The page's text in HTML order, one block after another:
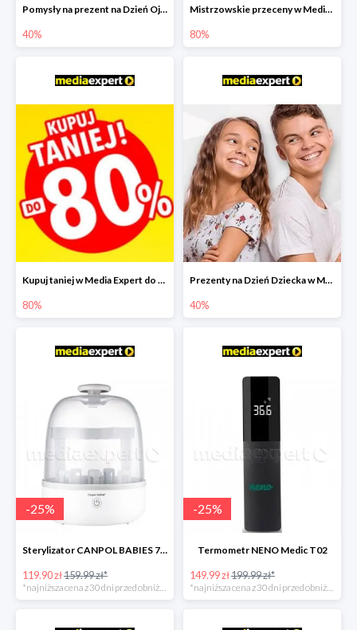
Pomysły na prezent na Dzień Ojca w Media Expert do -40%
40%
Mistrzowskie przeceny w Media Expert do -80%
80%
Kupuj taniej w Media Expert do -80%
80%
Prezenty na Dzień Dziecka w Media Expert do -40%
40%
-25%
Sterylizator CANPOL BABIES 77/052
119.90 zł159.99 zł*
*najniższa cena z 30 dni przed obniżką
-25%
Termometr NENO Medic T02
149.99 zł199.99 zł*
*najniższa cena z 30 dni przed obniżką